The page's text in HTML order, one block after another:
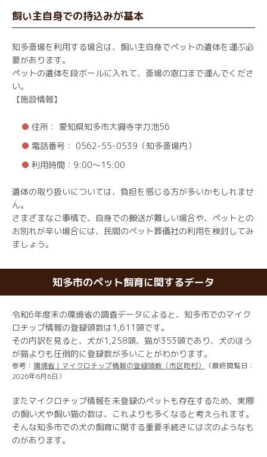
飼い主自身での持込みが基本
知多斎場を利用する場合は、飼い主自身でペットの遺体を運ぶ必
要があります。
ペットの遺体を段ボールに入れて、斎場の窓口まで運んでくださ
い。
【施設情報】
住所： 愛知県知多市大興寺字刀池56
電話番号： 0562-55-0539（知多斎場内）
利用時間：9:00～15:00
遺体の取り扱いについては、負担を感じる方が多いかもしれませ
ん。
さまざまなご事情で、自身での搬送が難しい場合や、ペットとの
お別れが辛い場合には、民間のペット葬儀社の利用を検討してみ
ましょう。
知多市のペット飼育に関するデータ
令和6年度末の環境省の調査データによると、知多市でのマイク
ロチップ情報の登録頭数は1,611頭です。
その内訳を見ると、犬が1,258頭、猫が353頭であり、犬のほう
が猫よりも圧倒的に登録数が多いことがわかります。
参考： 環境省｜マイクロチップ情報の登録頭数（市区町村）
（最終閲覧日：
2026年6月6日）
またマイクロチップ情報を未登録のペットも存在するため、実際
の飼い犬や飼い猫の数は、これよりも多くなると考えられます。
そんな知多市での犬の飼育に関する重要手続きには次のようなも
のがあります。